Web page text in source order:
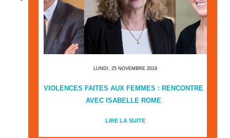
LUNDI, 25 NOVEMBRE 2019
VIOLENCES FAITES AUX FEMMES : RENCONTRE
AVEC ISABELLE ROME
LIRE LA SUITE